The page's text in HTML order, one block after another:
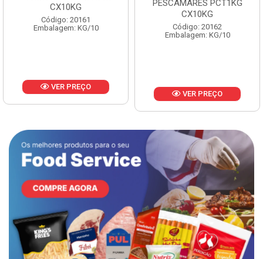
PESCAMARES PCT1KG
CX10KG
Código: 20162
Embalagem: KG/10
VER PREÇO
15KG
Código: 22469
Embalagem: KG/15
VER PREÇO